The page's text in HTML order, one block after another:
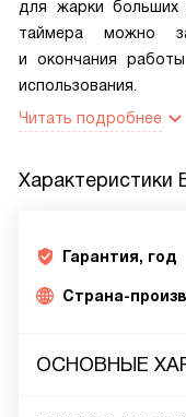
для жарки
таймера можно
и окончания
использования.
Читать подробнее
Характеристики
Гарантия, год
Страна-
ОСНОВНЫЕ